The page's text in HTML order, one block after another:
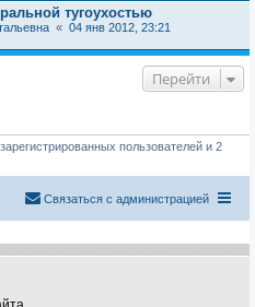
тугоухостью
« 04 янв 2012, 23:21
Перейти
пользователей и 2
Связаться с администрацией